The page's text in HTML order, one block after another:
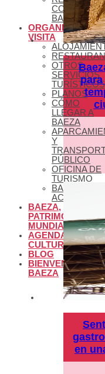
BAEZA
ORGANIZA TU
VISITA
OTROS
SERVICIOS
TURÍSTICOS
PLANOS
CÓMO
LLEGAR A
BAEZA
Y
PÚBLICO
OFICINA DE
TURISMO
BAEZA
ACCESIBLE
BAEZA,
PATRIMONIO
MUNDIAL
AGENDA
CULTURAL
BLOG
BIENVENIDOS A
BAEZA
en